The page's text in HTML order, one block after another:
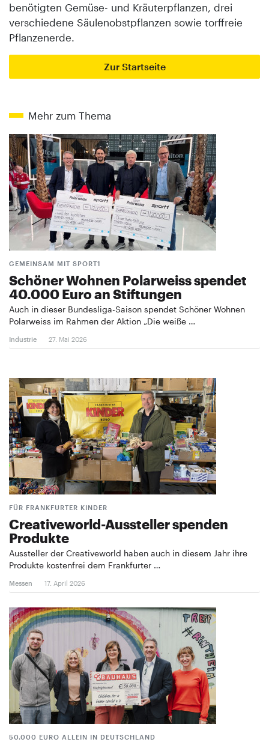
benötigten Gemüse- und Kräuterpflanzen, drei
verschiedene Säulenobstpflanzen sowie torffreie
Pflanzenerde.
Zur Startseite
Mehr zum Thema
GEMEINSAM MIT SPORT1
Schöner Wohnen Polarweiss spendet
40.000 Euro an Stiftungen
Auch in dieser Bundesliga-Saison spendet Schöner Wohnen
Polarweiss im Rahmen der Aktion „Die weiße …
Industrie 27. Mai 2026
FÜR FRANKFURTER KINDER
Creativeworld-Aussteller spenden
Produkte
Aussteller der Creativeworld haben auch in diesem Jahr ihre
Produkte kostenfrei dem Frankfurter …
Messen 17. April 2026
50.000 EURO ALLEIN IN DEUTSCHLAND